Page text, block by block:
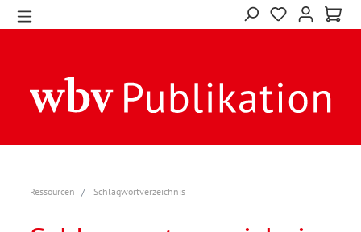
Ressourcen Schlagwortverzeichnis